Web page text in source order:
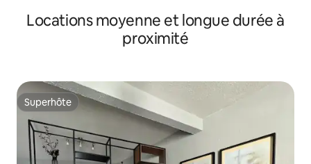
Locations moyenne et longue durée à
proximité
Superhôte
Superhôte